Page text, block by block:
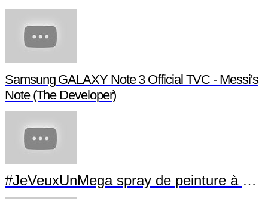
Samsung GALAXY Note 3 Official TVC - Messi's
Note (The Developer)
#JeVeuxUnMega spray de peinture à La Villette